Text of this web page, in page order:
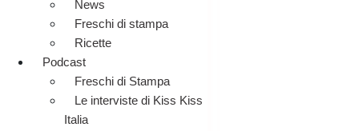
News
Freschi di stampa
Ricette
Podcast
Freschi di Stampa
Le interviste di Kiss Kiss
Italia